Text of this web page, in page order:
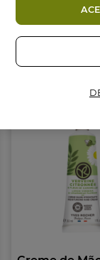
CONSELHOS
Utilize quantas
• + de 94% de
• Sem Corantes
• Embalagem
Frasco
Também